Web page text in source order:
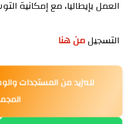
العمل بإيطاليا، مع إمكانية
التسجيلمن هنا
للمزيد من المستجدات